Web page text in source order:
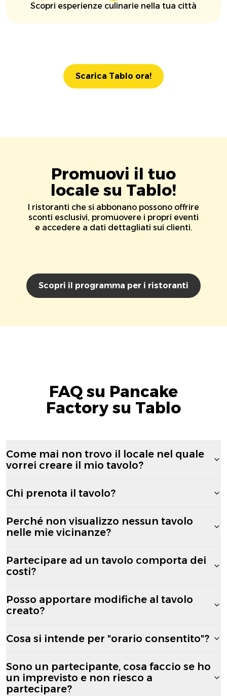
Scopri esperienze culinarie nella tua città
Scarica Tablo ora!
Promuovi il tuo
locale su Tablo!
I ristoranti che si abbonano possono offrire
sconti esclusivi, promuovere i propri eventi
e accedere a dati dettagliati sui clienti.
Scopri il programma per i ristoranti
FAQ su Pancake
Factory su Tablo
Come mai non trovo il locale nel quale
vorrei creare il mio tavolo?
Chi prenota il tavolo?
Perché non visualizzo nessun tavolo
nelle mie vicinanze?
Partecipare ad un tavolo comporta dei
costi?
Posso apportare modifiche al tavolo
creato?
Cosa si intende per "orario consentito"?
Sono un partecipante, cosa faccio se ho
un imprevisto e non riesco a
partecipare?